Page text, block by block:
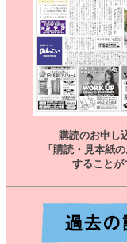
購読のお申し
「購読・見本紙
することが